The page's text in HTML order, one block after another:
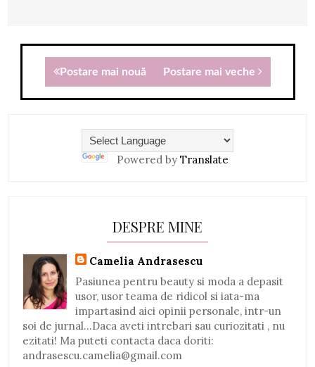
Postare mai nouă Postare mai veche
Powered by Translate
DESPRE MINE
Camelia Andrasescu
Pasiunea pentru beauty si moda a depasit
usor, usor teama de ridicol si iata-ma
impartasind aici opinii personale, intr-un
soi de jurnal...Daca aveti intrebari sau curiozitati , nu
ezitati! Ma puteti contacta daca doriti:
andrasescu.camelia@gmail.com